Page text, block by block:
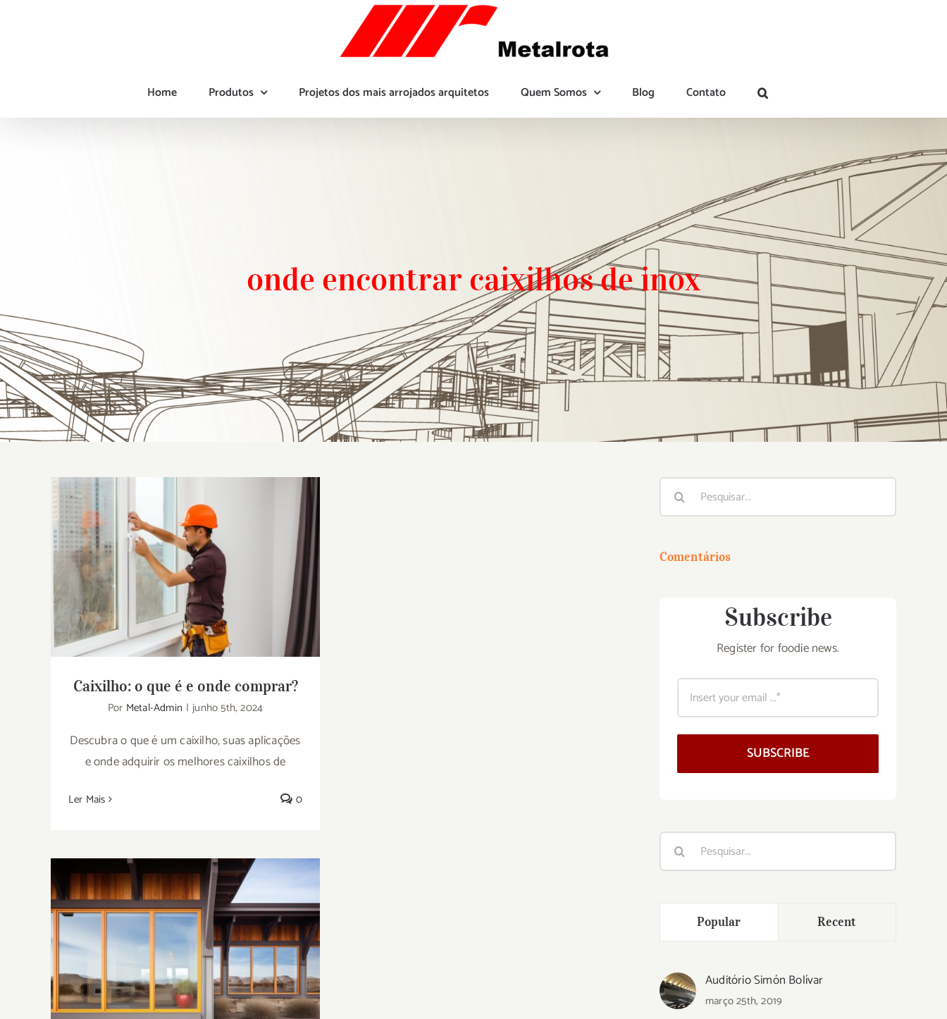
Home Produtos Projetos dos mais arrojados arquitetos Quem Somos Blog Contato
onde encontrar caixilhos de inox
Caixilho: o que é e onde comprar?
Caixilho: o que é e onde comprar?
Por Metal-Admin | junho 5th, 2024
Descubra o que é um caixilho, suas aplicações
e onde adquirir os melhores caixilhos de
Ler Mais 0
Saiba onde comprar caixilhos de inox em
São Paulo: conheça a Metal Rota
Buscar
resultados
Comentários
Subscribe
Register for foodie news.
SUBSCRIBE
Buscar
resultados
Popular Recent
Auditório Simón Bolívar
março 25th, 2019